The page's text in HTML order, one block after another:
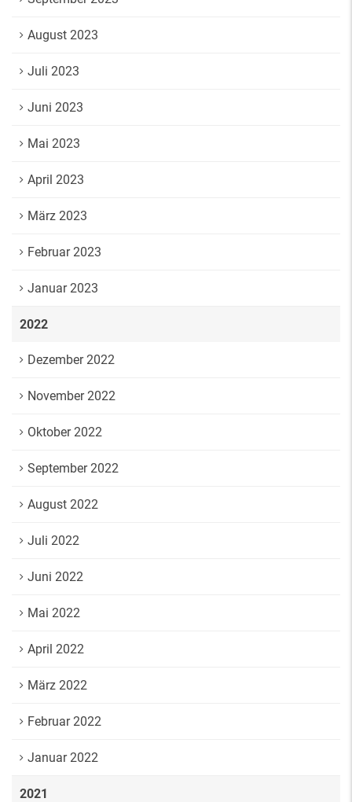
August 2023
Juli 2023
Juni 2023
Mai 2023
April 2023
März 2023
Februar 2023
Januar 2023
2022
Dezember 2022
November 2022
Oktober 2022
September 2022
August 2022
Juli 2022
Juni 2022
Mai 2022
April 2022
März 2022
Februar 2022
Januar 2022
2021